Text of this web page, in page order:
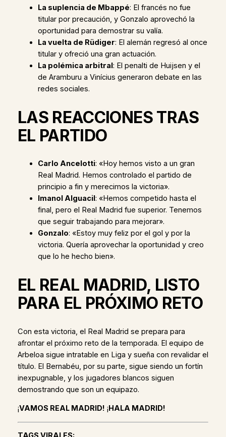
La suplencia de Mbappé: El francés no fue
titular por precaución, y Gonzalo aprovechó la
oportunidad para demostrar su valía.
La vuelta de Rüdiger: El alemán regresó al once
titular y ofreció una gran actuación.
La polémica arbitral: El penalti de Huijsen y el
de Aramburu a Vinícius generaron debate en las
redes sociales.
LAS REACCIONES TRAS
EL PARTIDO
Carlo Ancelotti: «Hoy hemos visto a un gran
Real Madrid. Hemos controlado el partido de
principio a fin y merecimos la victoria».
Imanol Alguacil : «Hemos competido hasta el
final, pero el Real Madrid fue superior. Tenemos
que seguir trabajando para mejorar».
Gonzalo: «Estoy muy feliz por el gol y por la
victoria. Quería aprovechar la oportunidad y creo
que lo he hecho bien».
EL REAL MADRID, LISTO
PARA EL PRÓXIMO RETO
Con esta victoria, el Real Madrid se prepara para
afrontar el próximo reto de la temporada. El equipo de
Arbeloa sigue intratable en Liga y sueña con revalidar el
título. El Bernabéu, por su parte, sigue siendo un fortín
inexpugnable, y los jugadores blancos siguen
demostrando que son un equipazo.
¡VAMOS REAL MADRID! ¡HALA MADRID!